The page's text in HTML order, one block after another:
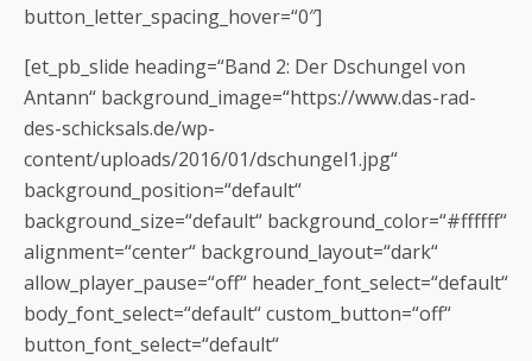
button_letter_spacing_hover=“0″]
[et_pb_slide heading=“Band 2: Der Dschungel von
Antann“ background_image=“https://www.das-rad-
des-schicksals.de/wp-
content/uploads/2016/01/dschungel1.jpg“
background_position=“default“
background_size=“default“ background_color=“#ffffff“
alignment=“center“ background_layout=“dark“
allow_player_pause=“off“ header_font_select=“default“
body_font_select=“default“ custom_button=“off“
button_font_select=“default“